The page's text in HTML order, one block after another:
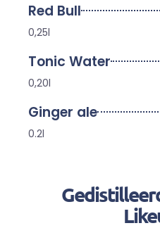
Red Bull
0,25l
Tonic Water
0,20l
Ginger ale
0.2l